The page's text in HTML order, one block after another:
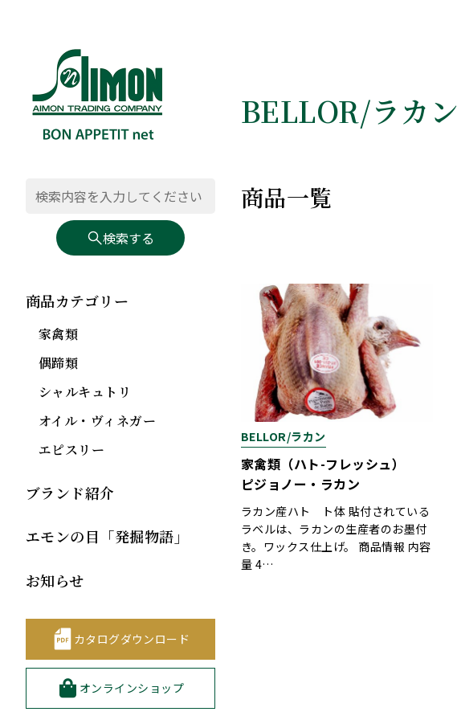
検索する
商品カテゴリー
家禽類
偶蹄類
シャルキュトリ
オイル・ヴィネガー
エピスリー
ブランド紹介
エモンの目「発掘物語」
お知らせ
カタログダウンロード
オンラインショップ
BELLOR/ラカン
商品一覧
BELLOR/ラカン
家禽類（ハト-フレッシュ）
ピジョノー・ラカン
ラカン産ハト ト体 貼付されている
ラベルは、ラカンの生産者のお墨付
き。ワックス仕上げ。 商品情報 内容
量 4…